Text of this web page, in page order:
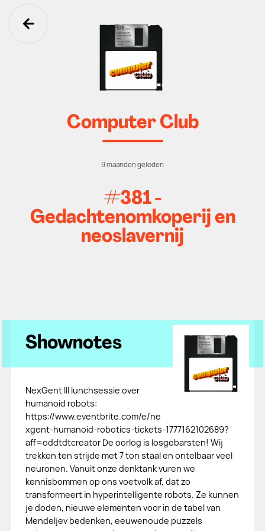
Ga terug
Computer Club
9 maanden geleden
#381 -
Gedachtenomkoperij en
neoslavernij
Shownotes
NexGent III lunchsessie over
humanoid robots:
https://www.eventbrite.com/e/ne
xgent-humanoid-robotics-tickets-1777162102689?
aff=oddtdtcreator De oorlog is losgebarsten! Wij
trekken ten strijde met 7 ton staal en ontelbaar veel
neuronen. Vanuit onze denktank vuren we
kennisbommen op ons voetvolk af, dat zo
transformeert in hyperintelligente robots. Ze kunnen
je doden, nieuwe elementen voor in de tabel van
Mendeljev bedenken, eeuwenoude puzzels